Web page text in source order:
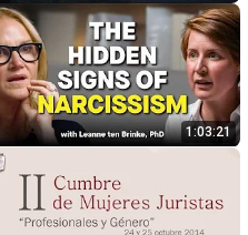
1:03:21